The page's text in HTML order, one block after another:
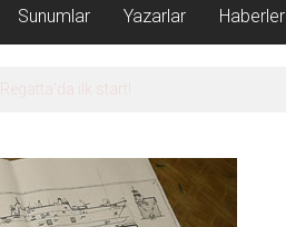
Sunumlar Yazarlar Haberler
ayda 40.000 gemi